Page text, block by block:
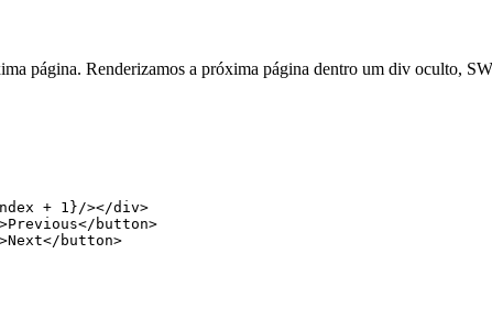
página. Renderizamos a próxima página dentro um div oculto,
+ 1 }/></div>
button>
button>